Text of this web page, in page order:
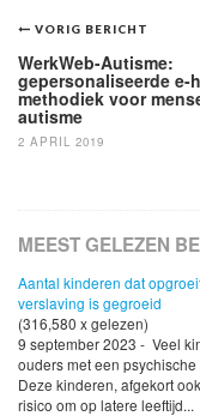
Bericht
navigatie
VORIG BERICHT
WerkWeb-Autisme:
gepersonaliseerde e-
methodiek voor
autisme
2 APRIL 2019
MEEST GELEZEN
Aantal kinderen dat
verslaving is gegroeid
(316,580 x gelezen)
9 september 2023 - Veel
ouders met een
Deze kinderen, afgekort
risico om op latere leeftijd...